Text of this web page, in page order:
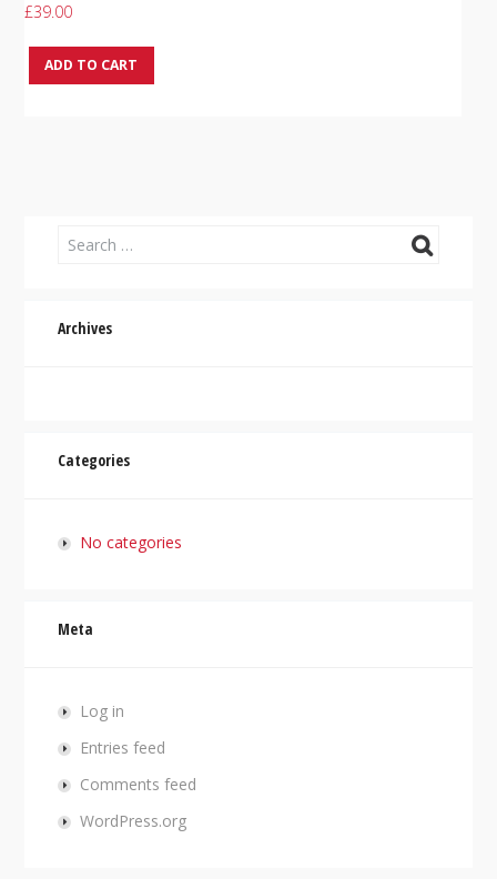
£39.00
ADD TO CART
Archives
Categories
No categories
Meta
Log in
Entries feed
Comments feed
WordPress.org